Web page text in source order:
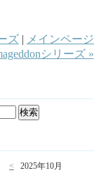
ズ | メインページ
シリーズ »
< 2025年10月